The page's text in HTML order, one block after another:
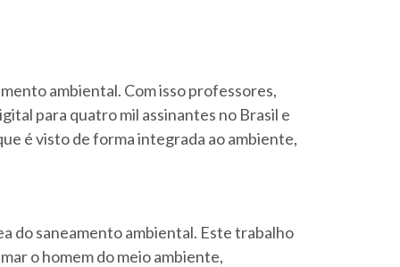
ambiental. Com isso professores,
para quatro mil assinantes no Brasil e
é visto de forma integrada ao ambiente,
do saneamento ambiental. Este trabalho
o homem do meio ambiente,